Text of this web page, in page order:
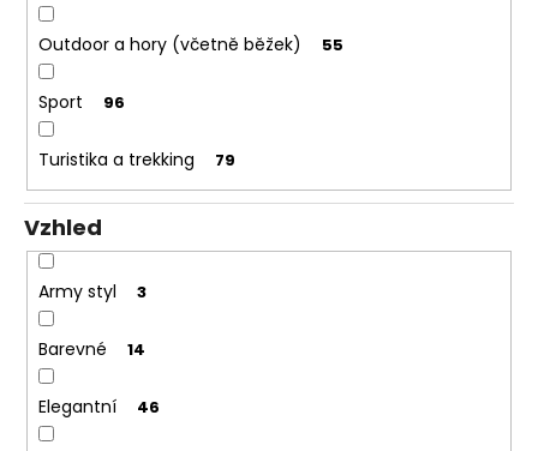
Outdoor a hory (včetně běžek) 55
Sport 96
Turistika a trekking 79
Vzhled
Army styl 3
Barevné 14
Elegantní 46